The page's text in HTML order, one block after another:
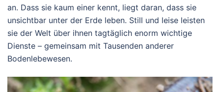
an. Dass sie kaum einer kennt, liegt daran, dass sie
unsichtbar unter der Erde leben. Still und leise leisten
sie der Welt über ihnen tagtäglich enorm wichtige
Dienste – gemeinsam mit Tausenden anderer
Bodenlebewesen.